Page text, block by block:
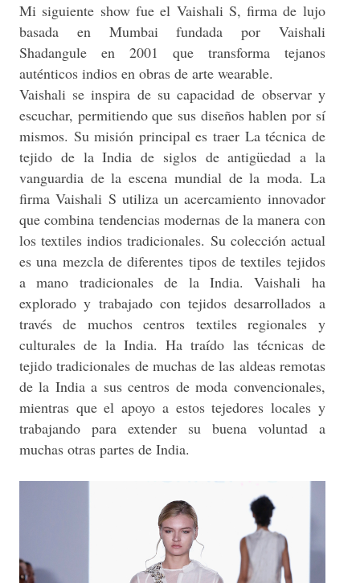
Mi siguiente show fue el Vaishali S, firma de lujo
basada en Mumbai fundada por Vaishali
Shadangule en 2001 que transforma tejanos
auténticos indios en obras de arte wearable.
Vaishali se inspira de su capacidad de observar y
escuchar, permitiendo que sus diseños hablen por sí
mismos. Su misión principal es traer La técnica de
tejido de la India de siglos de antigüedad a la
vanguardia de la escena mundial de la moda. La
firma Vaishali S utiliza un acercamiento innovador
que combina tendencias modernas de la manera con
los textiles indios tradicionales. Su colección actual
es una mezcla de diferentes tipos de textiles tejidos
a mano tradicionales de la India. Vaishali ha
explorado y trabajado con tejidos desarrollados a
través de muchos centros textiles regionales y
culturales de la India. Ha traído las técnicas de
tejido tradicionales de muchas de las aldeas remotas
de la India a sus centros de moda convencionales,
mientras que el apoyo a estos tejedores locales y
trabajando para extender su buena voluntad a
muchas otras partes de India.